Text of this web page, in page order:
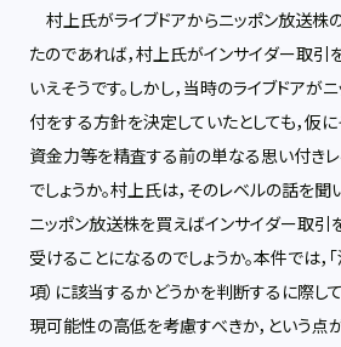
村上氏がライブドアからニッポン放送株
たのであれば，村上氏がインサイダー取引
いえそうです。しかし，当時のライブドア
付をする方針を決定していたとしても，仮
資金力等を精査する前の単なる思い付き
でしょうか。村上氏は，そのレベルの話を
ニッポン放送株を買えばインサイダー取引
受けることになるのでしょうか。本件では，「
項）に該当するかどうかを判断するに際し
現可能性の高低を考慮すべきか，という点